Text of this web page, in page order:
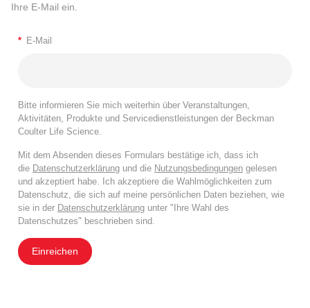
Ihre E-Mail ein.
* E-Mail
Bitte informieren Sie mich weiterhin über Veranstaltungen,
Aktivitäten, Produkte und Servicedienstleistungen der Beckman
Coulter Life Science.
Mit dem Absenden dieses Formulars bestätige ich, dass ich
die Datenschutzerklärung und die Nutzungsbedingungen gelesen
und akzeptiert habe. Ich akzeptiere die Wahlmöglichkeiten zum
Datenschutz, die sich auf meine persönlichen Daten beziehen, wie
sie in der Datenschutzerklärung unter "Ihre Wahl des
Datenschutzes" beschrieben sind.
Einreichen